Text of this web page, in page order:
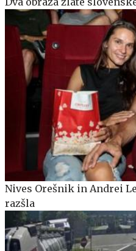
Nives Orešnik in Andrei
razšla